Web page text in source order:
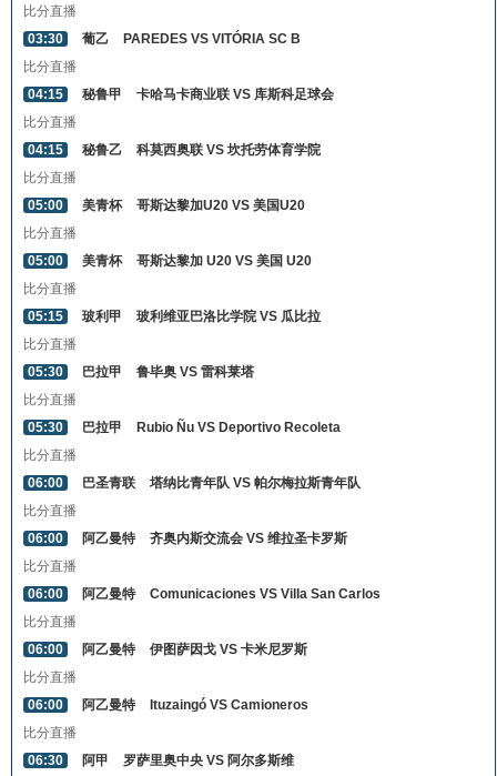
比分直播
03:30
葡乙
PAREDES VS VITÓRIA SC B
比分直播
04:15
秘鲁甲
卡哈马卡商业联 VS 库斯科足球会
比分直播
04:15
秘鲁乙
科莫西奥联 VS 坎托劳体育学院
比分直播
05:00
美青杯
哥斯达黎加U20 VS 美国U20
比分直播
05:00
美青杯
哥斯达黎加 U20 VS 美国 U20
比分直播
05:15
玻利甲
玻利维亚巴洛比学院 VS 瓜比拉
比分直播
05:30
巴拉甲
鲁毕奥 VS 雷科莱塔
比分直播
05:30
巴拉甲
Rubio Ñu VS Deportivo Recoleta
比分直播
06:00
巴圣青联
塔纳比青年队 VS 帕尔梅拉斯青年队
比分直播
06:00
阿乙曼特
齐奥内斯交流会 VS 维拉圣卡罗斯
比分直播
06:00
阿乙曼特
Comunicaciones VS Villa San Carlos
比分直播
06:00
阿乙曼特
伊图萨因戈 VS 卡米尼罗斯
比分直播
06:00
阿乙曼特
Ituzaingó VS Camioneros
比分直播
06:30
阿甲
罗萨里奥中央 VS 阿尔多斯维